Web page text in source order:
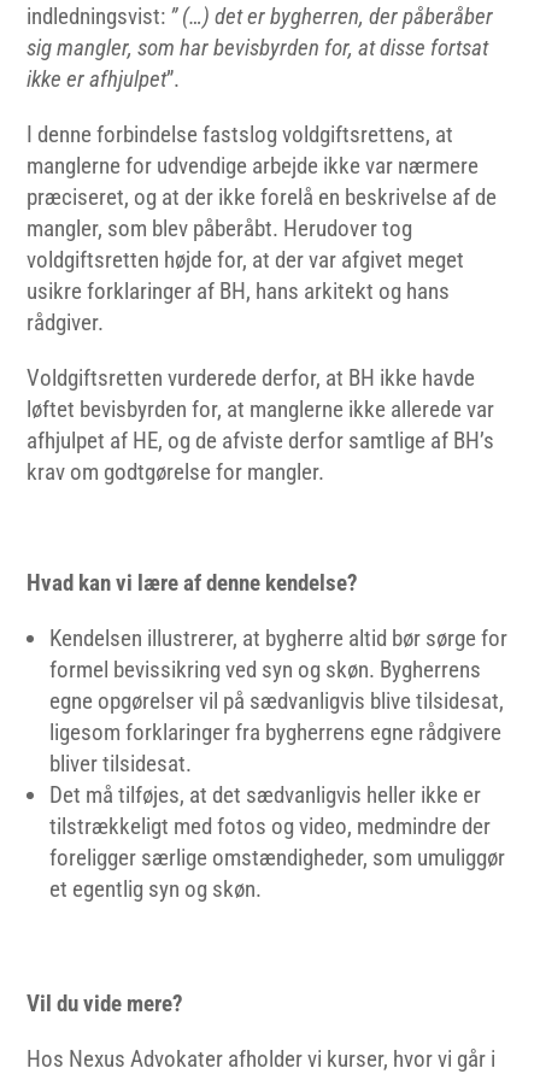
indledningsvist: ” (…) det er bygherren, der påberåber
sig mangler, som har bevisbyrden for, at disse fortsat
ikke er afhjulpet”.
I denne forbindelse fastslog voldgiftsrettens, at
manglerne for udvendige arbejde ikke var nærmere
præciseret, og at der ikke forelå en beskrivelse af de
mangler, som blev påberåbt. Herudover tog
voldgiftsretten højde for, at der var afgivet meget
usikre forklaringer af BH, hans arkitekt og hans
rådgiver.
Voldgiftsretten vurderede derfor, at BH ikke havde
løftet bevisbyrden for, at manglerne ikke allerede var
afhjulpet af HE, og de afviste derfor samtlige af BH’s
krav om godtgørelse for mangler.
Hvad kan vi lære af denne kendelse?
Kendelsen illustrerer, at bygherre altid bør sørge for
formel bevissikring ved syn og skøn. Bygherrens
egne opgørelser vil på sædvanligvis blive tilsidesat,
ligesom forklaringer fra bygherrens egne rådgivere
bliver tilsidesat.
Det må tilføjes, at det sædvanligvis heller ikke er
tilstrækkeligt med fotos og video, medmindre der
foreligger særlige omstændigheder, som umuliggør
et egentlig syn og skøn.
Vil du vide mere?
Hos Nexus Advokater afholder vi kurser, hvor vi går i